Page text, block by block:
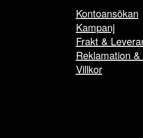
Kontoansökan
Kampanj
Frakt &
Reklamation
Villkor